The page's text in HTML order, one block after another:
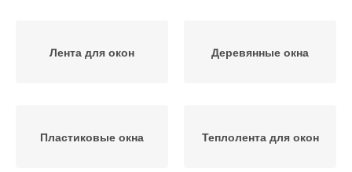
Лента для окон Деревянные окна
Пластиковые окна Теплолента для окон